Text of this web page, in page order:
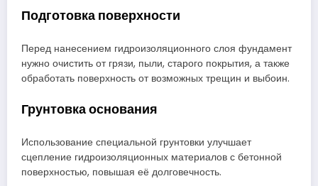
Подготовка поверхности
Перед нанесением гидроизоляционного слоя фундамент
нужно очистить от грязи, пыли, старого покрытия, а также
обработать поверхность от возможных трещин и выбоин.
Грунтовка основания
Использование специальной грунтовки улучшает
сцепление гидроизоляционных материалов с бетонной
поверхностью, повышая её долговечность.